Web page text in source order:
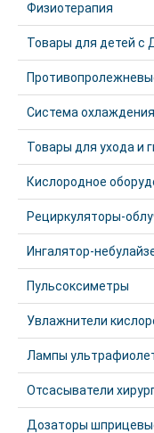
Физиотерапия
Товары для детей с
Система охлаждения
Товары для ухода и
Кислородное
Рециркуляторы-
Ингалятор-
Пульсоксиметры
Увлажнители
Лампы
Отсасыватели
Дозаторы